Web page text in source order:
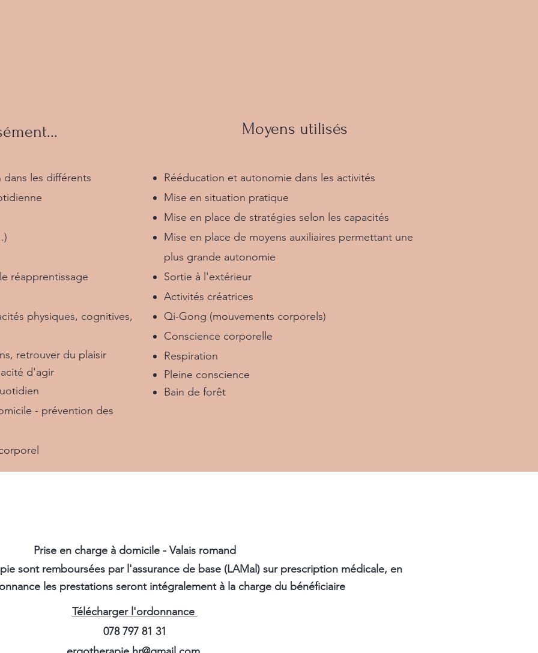
dans les différents
réapprentissage
physiques, cognitives,
retrouver du plaisir
d'agir
- prévention des
Moyens utilisés
Rééducation et autonomie dans les activités
Mise en situation pratique
Mise en place de stratégies selon les capacités
Mise en place de moyens auxiliaires permettant une
plus grande autonomie
Sortie à l'extérieur
Activités créatrices
Qi-Gong (mouvements corporels)
Conscience corporelle
Respiration
Pleine conscience
Bain de forêt
Prise en charge à domicile - Valais romand
sont remboursées par l'assurance de base (LAMal) sur prescription médicale, en
les prestations seront intégralement à la charge du bénéficiaire
Télécharger l'ordonnance
078 797 81 31